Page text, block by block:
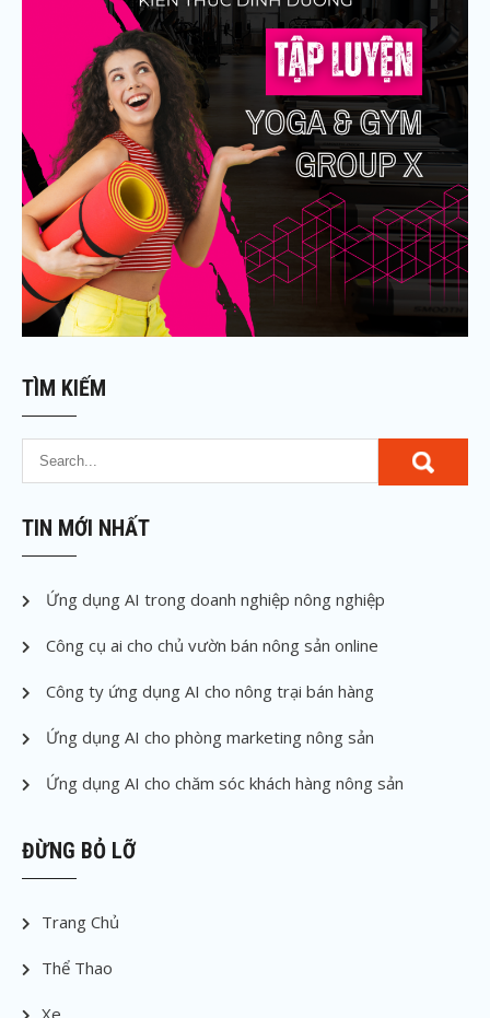
TÌM KIẾM
TIN MỚI NHẤT
Ứng dụng AI trong doanh nghiệp nông nghiệp
Công cụ ai cho chủ vườn bán nông sản online
Công ty ứng dụng AI cho nông trại bán hàng
Ứng dụng AI cho phòng marketing nông sản
Ứng dụng AI cho chăm sóc khách hàng nông sản
ĐỪNG BỎ LỠ
Trang Chủ
Thể Thao